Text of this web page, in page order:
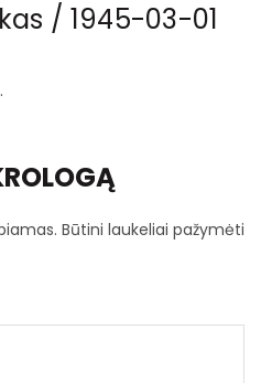
/ 1945-03-01
Būtini laukeliai pažymėti